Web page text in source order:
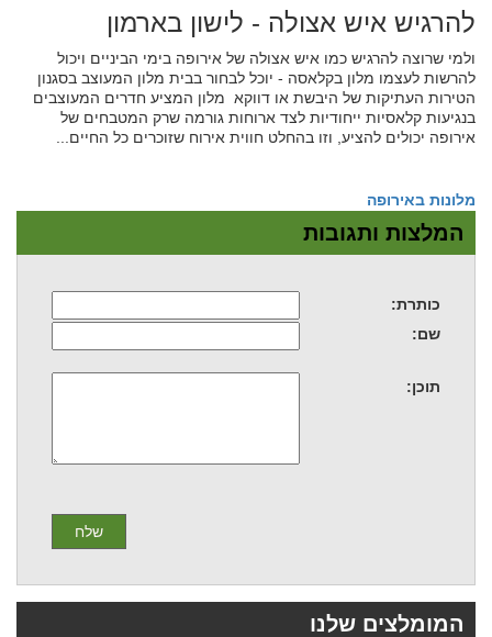
להרגיש איש אצולה - לישון בארמון
ולמי שרוצה להרגיש כמו איש אצולה של אירופה בימי הביניים ויכול
להרשות לעצמו מלון בקלאסה - יוכל לבחור בבית מלון המעוצב בסגנון
הטירות העתיקות של היבשת או דווקא מלון המציע חדרים המעוצבים
בנגיעות קלאסיות ייחודיות לצד ארוחות גורמה שרק המטבחים של
אירופה יכולים להציע, וזו בהחלט חווית אירוח שזוכרים כל החיים...
מלונות באירופה
המלצות ותגובות
כותרת:
שם:
תוכן:
המומלצים שלנו